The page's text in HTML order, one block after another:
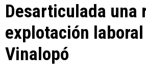
Desarticulada una
explotación
Vinalopó